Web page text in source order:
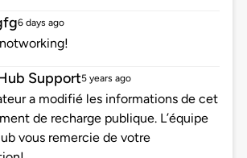
6 days ago
Support5 years ago
a modifié les informations de cet
de recharge publique. L’équipe
vous remercie de votre